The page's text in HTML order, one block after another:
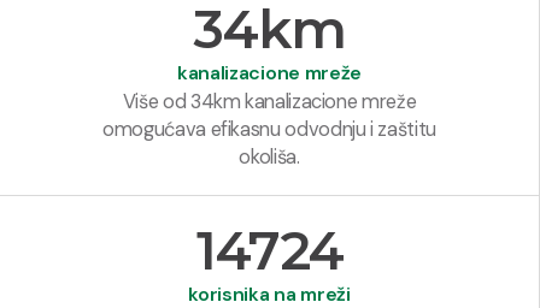
34km
kanalizacione mreže
Više od 34km kanalizacione mreže
omogućava efikasnu odvodnju i zaštitu
okoliša.
14724
korisnika na mreži